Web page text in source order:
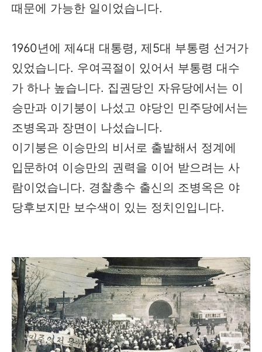
때문에 가능한 일이었습니다.
1960년에 제4대 대통령, 제5대 부통령 선거가
있었습니다. 우여곡절이 있어서 부통령 대수
가 하나 높습니다. 집권당인 자유당에서는 이
승만과 이기붕이 나섰고 야당인 민주당에서는
조병옥과 장면이 나섰습니다.
이기붕은 이승만의 비서로 출발해서 정계에
입문하여 이승만의 권력을 이어 받으려는 사
람이었습니다. 경찰총수 출신의 조병옥은 야
당후보지만 보수색이 있는 정치인입니다.